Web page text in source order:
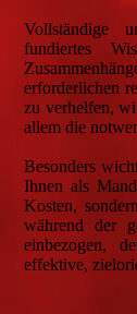
Vollständige
fundiertes
erforderlichen
zu verhelfen,
allem die
Besonders
Ihnen als
Kosten,
während der
einbezogen,
effektive,